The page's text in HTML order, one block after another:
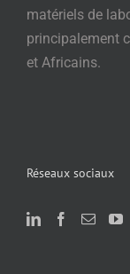
matériels de
principalement
et Africains.
Réseaux sociaux